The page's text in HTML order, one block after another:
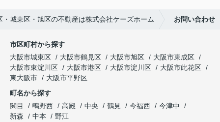
・城東区・旭区の不動産は株式会社ケーズホーム お問い合わせ
市区町村から探す
大阪市城東区
大阪市鶴見区 大阪市旭区
大阪市東成区
大阪市東淀川区
大阪市港区 大阪市淀川区
大阪市此花区
東大阪市
大阪市平野区
町名から探す
関目
鴫野西 高殿 中央 鶴見 今福西
今津中
新森
中本
野江